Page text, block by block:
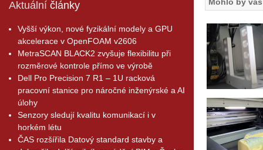
Aktuální články
Vyšší výkon, nové fyzikální modely a GPU
akcelerace v OpenFOAM v2606
MetraSCAN BLACK2 zvyšuje flexibilitu při
rozměrové kontrole přímo ve výrobě
Dell Pro Precision 7 R1 – 1U racková
pracovní stanice pro náročné inženýrské a AI
úlohy
Senzory sledují kvalitu komunikací i v
horkém létu
ČAS rozšířila Datový standard stavby a